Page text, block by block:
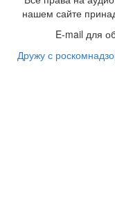
нашем сайте
E-mail для
Дружу с